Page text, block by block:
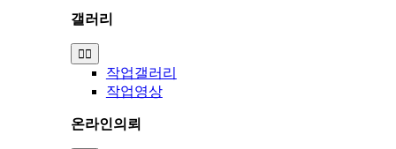
갤러리
Toggle
Navigation
작업갤러리
작업영상
온라인의뢰